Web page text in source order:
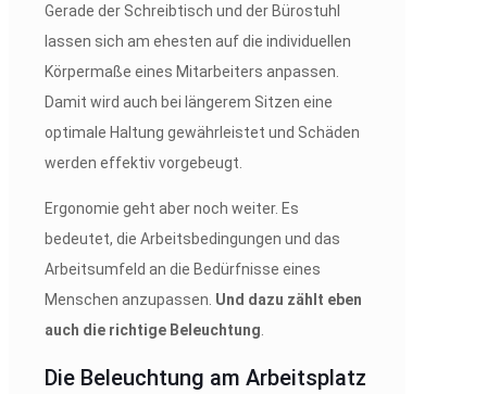
Gerade der Schreibtisch und der Bürostuhl
lassen sich am ehesten auf die individuellen
Körpermaße eines Mitarbeiters anpassen.
Damit wird auch bei längerem Sitzen eine
optimale Haltung gewährleistet und Schäden
werden effektiv vorgebeugt.
Ergonomie geht aber noch weiter. Es
bedeutet, die Arbeitsbedingungen und das
Arbeitsumfeld an die Bedürfnisse eines
Menschen anzupassen. Und dazu zählt eben
auch die richtige Beleuchtung
Die Beleuchtung am Arbeitsplatz